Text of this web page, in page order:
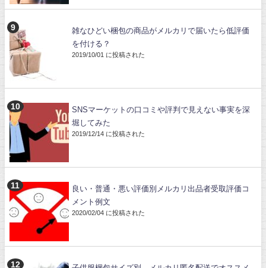
雑なひどい梱包の商品がメルカリで届いたら低評価
を付ける？
2019/10/01 に投稿された
SNSマーケットの口コミや評判で見えない事実を深
堀してみた
2019/12/14 に投稿された
良い・普通・悪い評価別メルカリ出品者受取評価コ
メント例文
2020/02/04 に投稿された